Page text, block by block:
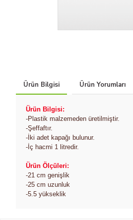
Ürün Bilgisi Ürün Yorumları
Ürün Bilgisi:
-Plastik malzemeden üretilmiştir.
-Şeffaftır.
-İki adet kapağı bulunur.
-İç hacmi 1 litredir.
Ürün Ölçüleri:
-21 cm genişlik
-25 cm uzunluk
-5.5 yükseklik